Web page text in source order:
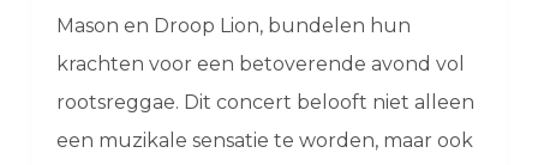
Mason en Droop Lion, bundelen hun
krachten voor een betoverende avond vol
rootsreggae. Dit concert belooft niet alleen
een muzikale sensatie te worden, maar ook